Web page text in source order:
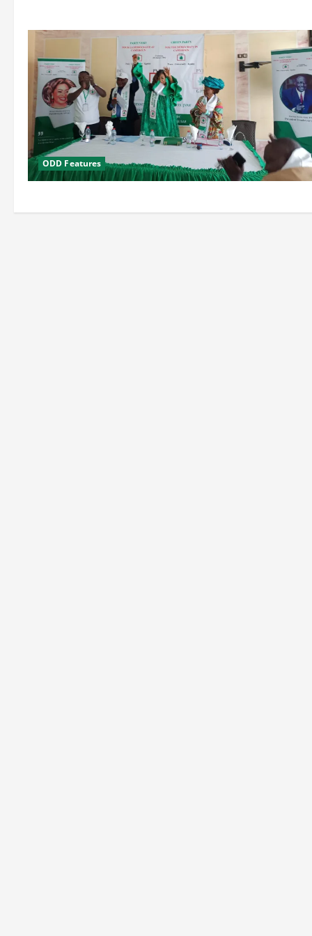
ODD Features